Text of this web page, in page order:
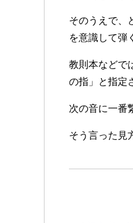
そのうえで、
を意識して弾
教則本などで
の指」と指定
次の音に一番
そう言った見